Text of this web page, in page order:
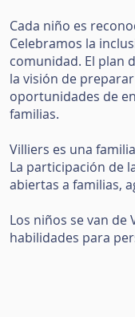
Cada niño es
Celebramos la
comunidad. El plan
la visión de
oportunidades de
familias.
Villiers es una
La participación de
abiertas a familias,
Los niños se van
habilidades para